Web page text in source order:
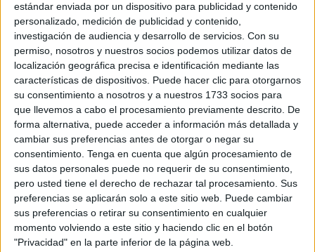
estándar enviada por un dispositivo para publicidad y contenido
personalizado, medición de publicidad y contenido,
investigación de audiencia y desarrollo de servicios. Con su
permiso, nosotros y nuestros socios podemos utilizar datos de
localización geográfica precisa e identificación mediante las
características de dispositivos. Puede hacer clic para otorgarnos
su consentimiento a nosotros y a nuestros 1733 socios para
que llevemos a cabo el procesamiento previamente descrito. De
forma alternativa, puede acceder a información más detallada y
cambiar sus preferencias antes de otorgar o negar su
consentimiento. Tenga en cuenta que algún procesamiento de
sus datos personales puede no requerir de su consentimiento,
pero usted tiene el derecho de rechazar tal procesamiento. Sus
preferencias se aplicarán solo a este sitio web. Puede cambiar
sus preferencias o retirar su consentimiento en cualquier
momento volviendo a este sitio y haciendo clic en el botón
"Privacidad" en la parte inferior de la página web.
Crisis en Ceuta: petición urgente de
intervención institucional
HACE 39 MINUTOS
Cientos de menores que entraron en la
avalancha colapsan la comisaría de la
Policía
HACE 2 HORAS
Dónde y cómo se podrá ver el eclipse en
Ceuta
HACE 2 HORAS
La concentración de Ceuta, protagonista
en los medios nacionales